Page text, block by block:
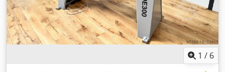
begutachtet werden. Zwischenverkauf vorbehalten!
Verwandte Begriffe: Drechselmaschine, Drehmaschine,
Drehbank, Drechselbank, Drechseln, Drechselmesser,
Holzdrehen, Drehen, Maschine, Hager Referenz: R-A0117
1 / 6